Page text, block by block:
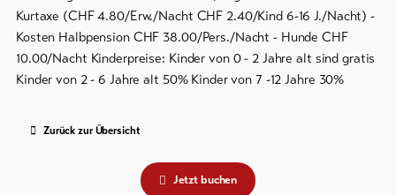
Kurtaxe (CHF 4.80/Erw./Nacht CHF 2.40/Kind 6-16 J./Nacht) -
Kosten Halbpension CHF 38.00/Pers./Nacht - Hunde CHF
10.00/Nacht Kinderpreise: Kinder von 0 - 2 Jahre alt sind gratis
Kinder von 2 - 6 Jahre alt 50% Kinder von 7 -12 Jahre 30%
Zurück zur Übersicht
Jetzt buchen